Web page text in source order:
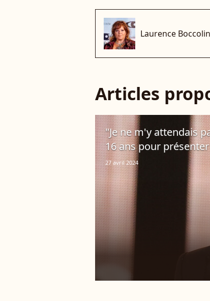
Laurence
Articles
"Je ne m'y attendais
16 ans pour
27 avril 2024